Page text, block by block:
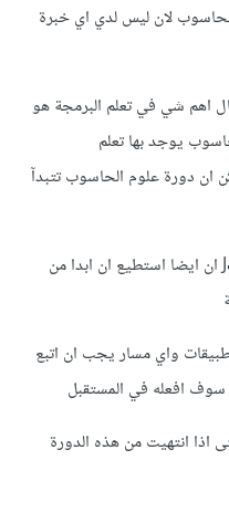
لان ليس لدي اي خبرة
اهم شي في تعلم البرمجة هو
يوجد بها تعلم
دورة علوم الحاسوب تتبدآ
ومكتوب ايضا على دورة JavaScript ان ايضا استطيع ان ابدا من
واي مسار يجب ان اتبع
انتهيت من هذه الدورة